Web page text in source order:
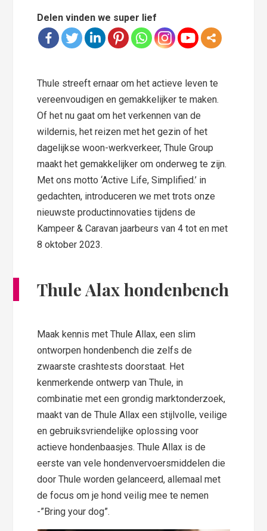
Delen vinden we super lief
Thule streeft ernaar om het actieve leven te
vereenvoudigen en gemakkelijker te maken.
Of het nu gaat om het verkennen van de
wildernis, het reizen met het gezin of het
dagelijkse woon-werkverkeer, Thule Group
maakt het gemakkelijker om onderweg te zijn.
Met ons motto ‘Active Life, Simplified.’ in
gedachten, introduceren we met trots onze
nieuwste productinnovaties tijdens de
Kampeer & Caravan jaarbeurs van 4 tot en met
8 oktober 2023.
Thule Alax hondenbench
Maak kennis met Thule Allax, een slim
ontworpen hondenbench die zelfs de
zwaarste crashtests doorstaat. Het
kenmerkende ontwerp van Thule, in
combinatie met een grondig marktonderzoek,
maakt van de Thule Allax een stijlvolle, veilige
en gebruiksvriendelijke oplossing voor
actieve hondenbaasjes. Thule Allax is de
eerste van vele hondenvervoersmiddelen die
door Thule worden gelanceerd, allemaal met
de focus om je hond veilig mee te nemen
-”Bring your dog”.